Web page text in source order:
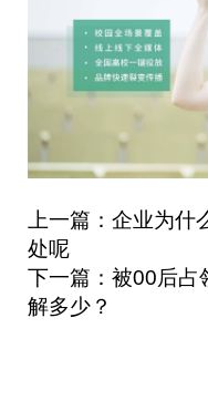
上一篇：企业为
处呢
下一篇：被00后占
解多少？